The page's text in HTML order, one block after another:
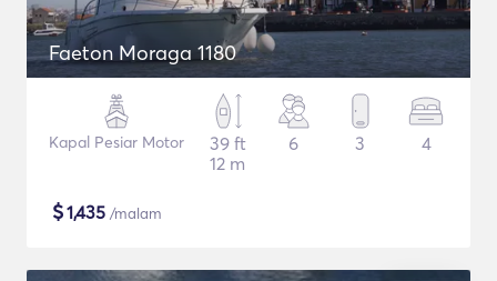
Faeton Moraga 1180
Kapal Pesiar Motor
39 ft
12 m
6 3 4
$1,435 /malam